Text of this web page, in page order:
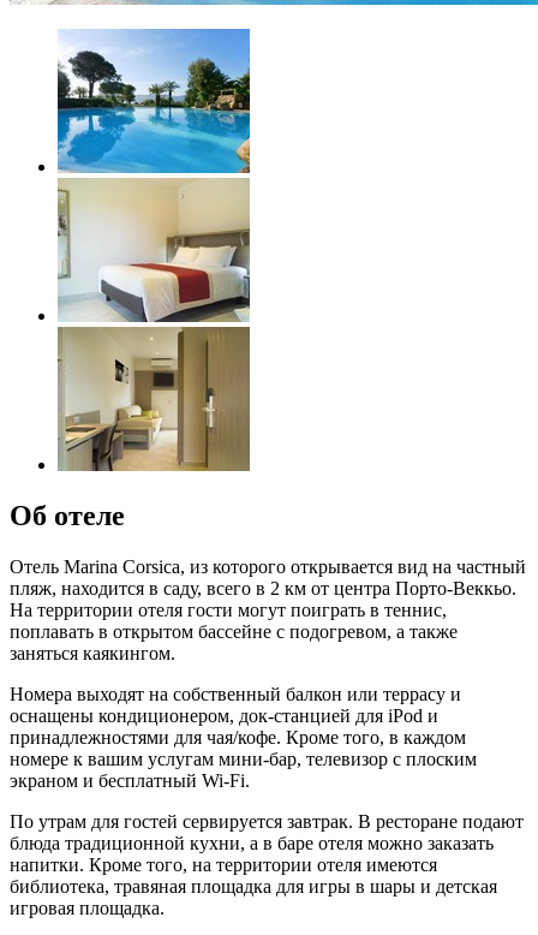
Об отеле
Отель Marina Corsica, из которого открывается вид на частный
пляж, находится в саду, всего в 2 км от центра Порто-Веккьо.
На территории отеля гости могут поиграть в теннис,
поплавать в открытом бассейне с подогревом, а также
заняться каякингом.
Номера выходят на собственный балкон или террасу и
оснащены кондиционером, док-станцией для iPod и
принадлежностями для чая/кофе. Кроме того, в каждом
номере к вашим услугам мини-бар, телевизор с плоским
экраном и бесплатный Wi-Fi.
По утрам для гостей сервируется завтрак. В ресторане подают
блюда традиционной кухни, а в баре отеля можно заказать
напитки. Кроме того, на территории отеля имеются
библиотека, травяная площадка для игры в шары и детская
игровая площадка.